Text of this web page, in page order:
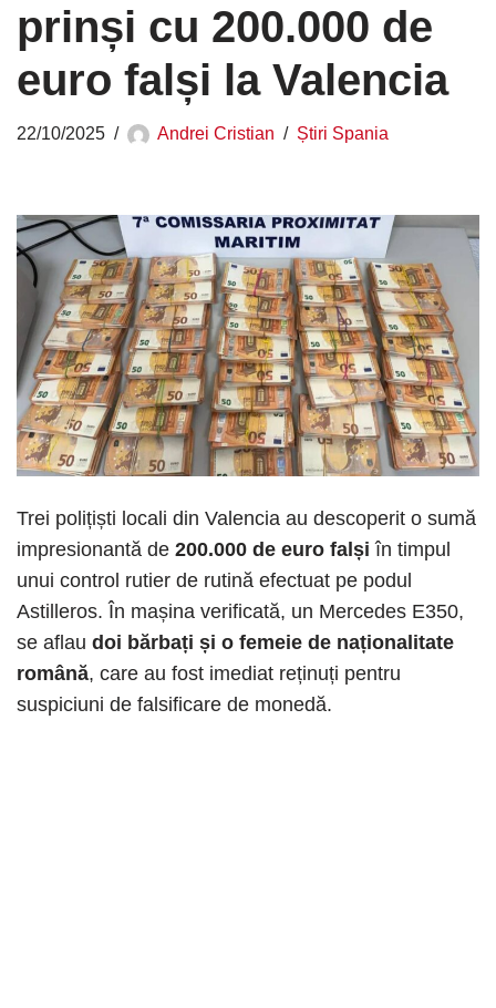
prinși cu 200.000 de
euro falși la Valencia
22/10/2025 Andrei Cristian Știri Spania
Trei polițiști locali din Valencia au descoperit o sumă
impresionantă de 200.000 de euro falși în timpul
unui control rutier de rutină efectuat pe podul
Astilleros. În mașina verificată, un Mercedes E350,
se aflau doi bărbați și o femeie de naționalitate
română, care au fost imediat reținuți pentru
suspiciuni de falsificare de monedă.